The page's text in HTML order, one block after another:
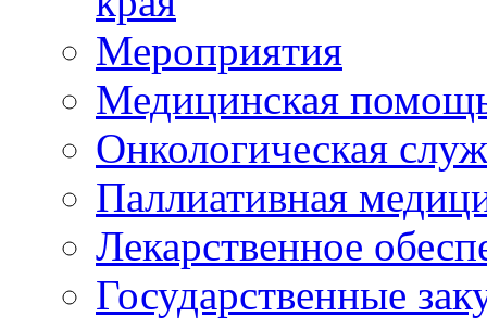
Мероприятия
Медицинская
Онкологическая
Паллиативная
Лекарственное
Государственные